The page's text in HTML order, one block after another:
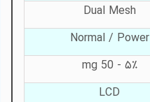
Dual Mesh
Normal / Power
۵٪ - 50
mg
LCD